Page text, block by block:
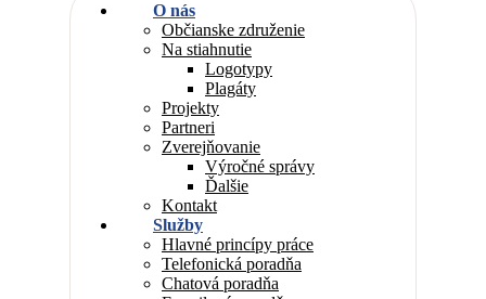
O nás
Občianske združenie
Na stiahnutie
Logotypy
Plagáty
Projekty
Partneri
Zverejňovanie
Výročné správy
Ďalšie
Kontakt
Služby
Hlavné princípy práce
Telefonická poradňa
Chatová poradňa